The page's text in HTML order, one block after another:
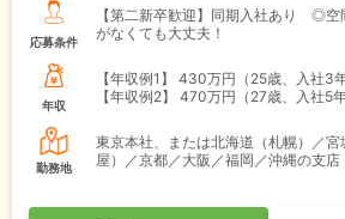
応募条件
【第二新卒歓迎】同期入社あり ◎空
がなくても大丈夫！
年収
【年収例1】
430万円（25歳、入社3
【年収例2】
470万円（27歳、入社5
勤務地
東京本社、または北海道（札幌）／
屋）／京都／大阪／福岡／沖縄の支店